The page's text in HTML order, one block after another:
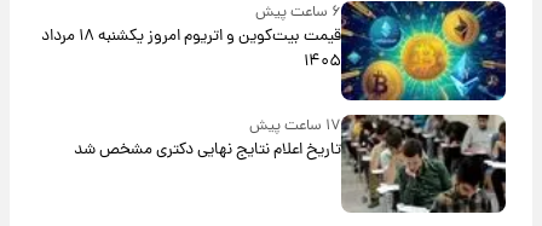
۶ ساعت پیش
قیمت بیت‌کوین و اتریوم امروز یکشنبه ۱۸ مرداد
۱۴۰۵
۱۷ ساعت پیش
تاریخ اعلام نتایج نهایی دکتری مشخص شد